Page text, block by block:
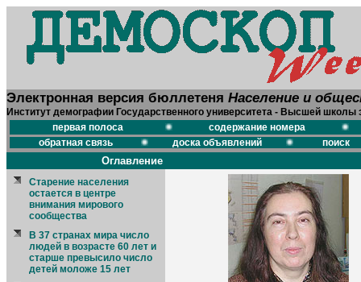
Электронная версия бюллетеня Население и
Институт демографии Государственного университета - Высшей школы
первая полоса
содержание номера
обратная связь
доска объявлений поиск
Оглавление
Старение населения
остается в центре
внимания мирового
сообщества
В 37 странах мира число
людей в возрасте 60 лет и
старше превысило число
детей моложе 15 лет